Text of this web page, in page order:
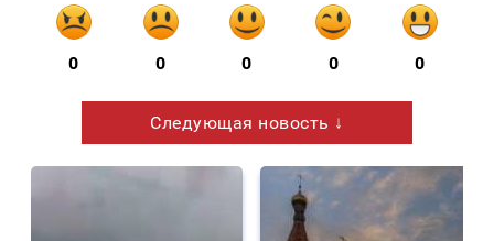
0 0 0 0 0
Следующая новость ↓